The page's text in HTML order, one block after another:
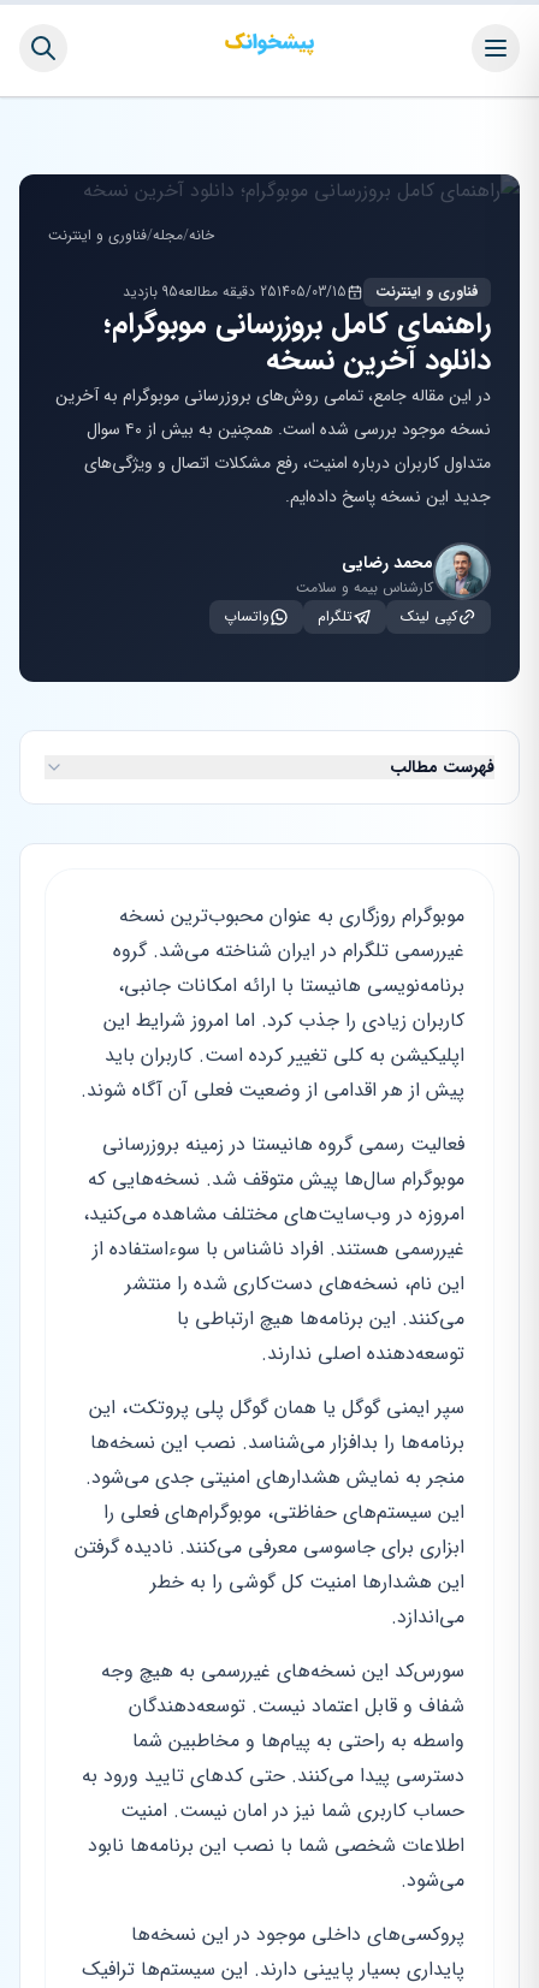
خانه/مجله/فناوری و اینترنت
فناوری و اینترنت 1405/03/1525 دقیقه مطالعه 95 بازدید
راهنمای کامل بروزرسانی موبوگرام؛
دانلود آخرین نسخه
در این مقاله جامع، تمامی روش‌های بروزرسانی موبوگرام به آخرین
نسخه موجود بررسی شده است. همچنین به بیش از ۴۰ سوال
متداول کاربران درباره امنیت، رفع مشکلات اتصال و ویژگی‌های
جدید این نسخه پاسخ داده‌ایم.
محمد رضایی
کارشناس بیمه و سلامت
کپی لینک
تلگرام واتساپ
فهرست مطالب
موبوگرام روزگاری به عنوان محبوب‌ترین نسخه
غیررسمی تلگرام در ایران شناخته می‌شد. گروه
برنامه‌نویسی هانیستا با ارائه امکانات جانبی،
کاربران زیادی را جذب کرد. اما امروز شرایط این
اپلیکیشن به کلی تغییر کرده است. کاربران باید
پیش از هر اقدامی از وضعیت فعلی آن آگاه شوند.
فعالیت رسمی گروه هانیستا در زمینه بروزرسانی
موبوگرام سال‌ها پیش متوقف شد. نسخه‌هایی که
امروزه در وب‌سایت‌های مختلف مشاهده می‌کنید،
غیررسمی هستند. افراد ناشناس با سوءاستفاده از
این نام، نسخه‌های دست‌کاری شده را منتشر
می‌کنند. این برنامه‌ها هیچ ارتباطی با
توسعه‌دهنده اصلی ندارند.
سپر ایمنی گوگل یا همان گوگل پلی پروتکت، این
برنامه‌ها را بدافزار می‌شناسد. نصب این نسخه‌ها
منجر به نمایش هشدارهای امنیتی جدی می‌شود.
این سیستم‌های حفاظتی، موبوگرام‌های فعلی را
ابزاری برای جاسوسی معرفی می‌کنند. نادیده گرفتن
این هشدارها امنیت کل گوشی را به خطر
می‌اندازد.
سورس‌کد این نسخه‌های غیررسمی به هیچ وجه
شفاف و قابل اعتماد نیست. توسعه‌دهندگان
واسطه به راحتی به پیام‌ها و مخاطبین شما
دسترسی پیدا می‌کنند. حتی کدهای تایید ورود به
حساب کاربری شما نیز در امان نیست. امنیت
اطلاعات شخصی شما با نصب این برنامه‌ها نابود
می‌شود.
پروکسی‌های داخلی موجود در این نسخه‌ها
پایداری بسیار پایینی دارند. این سیستم‌ها ترافیک